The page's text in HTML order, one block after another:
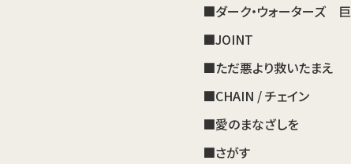
■ダーク・ウォーターズ
■JOINT
■ただ悪より救いたまえ
■CHAIN / チェイン
■愛のまなざしを
■さがす